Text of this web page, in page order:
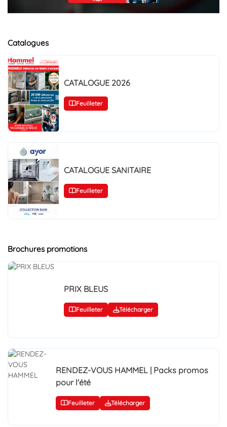
Catalogues
CATALOGUE 2026
Feuilleter
CATALOGUE SANITAIRE
Feuilleter
Brochures promotions
PRIX BLEUS
Feuilleter Télécharger
RENDEZ-VOUS HAMMEL | Packs promos
pour l'été
Feuilleter Télécharger